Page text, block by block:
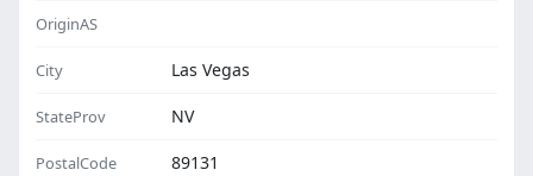
OriginAS
City Las Vegas
StateProv NV
PostalCode 89131